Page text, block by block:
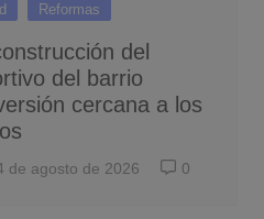
Reformas
del
del barrio
cercana a los
de agosto de 2026 0